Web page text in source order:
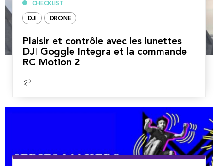
CHECKLIST
DJI DRONE
Plaisir et contrôle avec les lunettes
DJI Goggle Integra et la commande
RC Motion 2
Lire